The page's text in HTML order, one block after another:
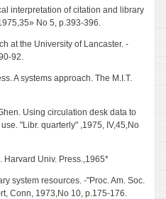
interpretation of citation and library
No 5, p.393-396.
at the University of Lancaster. -
92.
A systems approach. The M.I.T.
Using circulation desk data to
"Libr. quarterly" ,1975, IV,45,No
Harvard Univ. Press.,1965*
system resources. -"Proc. Am. Soc.
Conn, 1973,No 10, p.175-176.